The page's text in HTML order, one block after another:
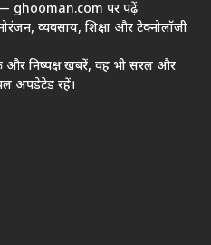
— ghooman.com पर पढ़ें
व्यवसाय, शिक्षा और टेक्नोलॉजी
निष्पक्ष खबरें, वह भी सरल और
अपडेटेड रहें।